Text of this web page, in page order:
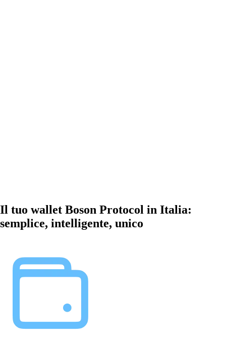
Il tuo wallet Boson Protocol in Italia:
semplice, intelligente, unico